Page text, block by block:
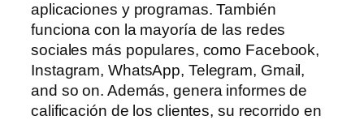
aplicaciones y programas. También
funciona con la mayoría de las redes
sociales más populares, como Facebook,
Instagram, WhatsApp, Telegram, Gmail,
and so on. Además, genera informes de
calificación de los clientes, su recorrido en